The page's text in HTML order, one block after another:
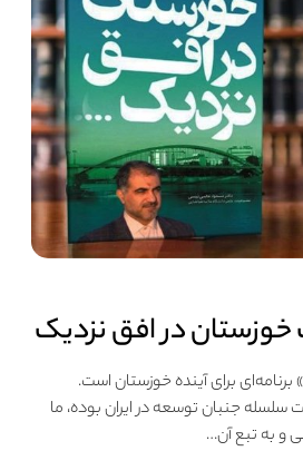
خوزستان در افق نزدیک
برای آینده خوزستان است.
جنبان توسعه در ایران بوده، ما
و به تبع آن…